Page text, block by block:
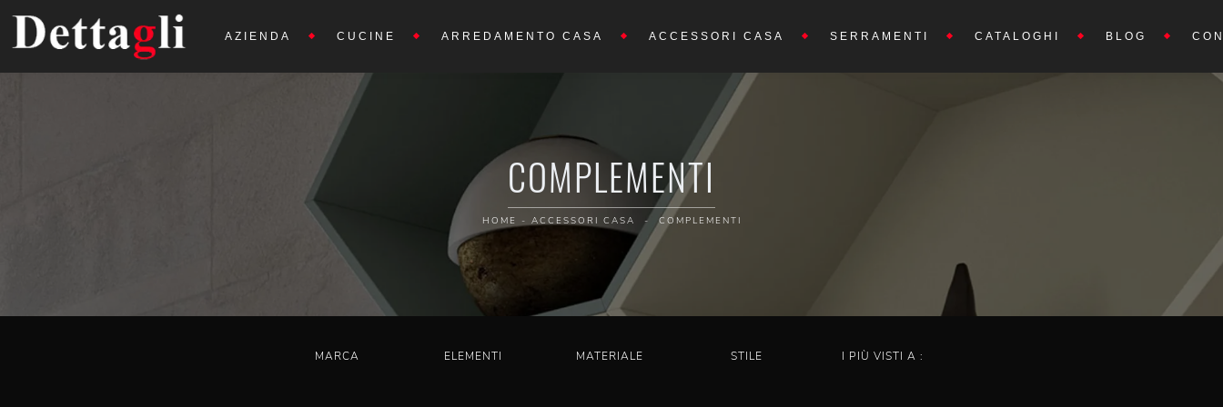
AZIENDA CUCINE ARREDAMENTO CASA ACCESSORI CASA SERRAMENTI CATALOGHI BLOG
COMPLEMENTI
HOME - ACCESSORI CASA - COMPLEMENTI
MARCA ELEMENTI MATERIALE STILE I PIÙ VISTI A :